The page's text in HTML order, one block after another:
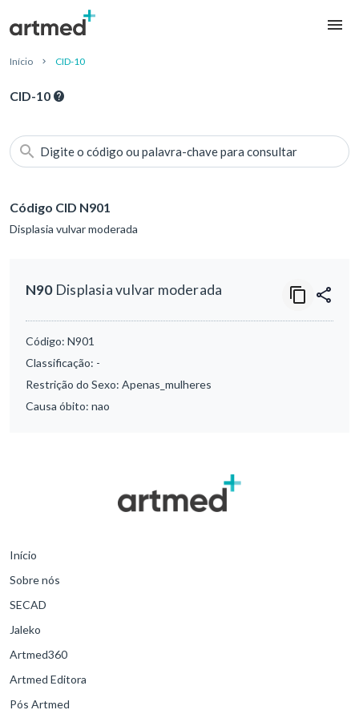
Início CID-10
CID-10
Digite o código ou palavra-chave para consultar
Código CID N901
Displasia vulvar moderada
N90Displasia vulvar moderada
Código: N901
Classificação: -
Restrição do Sexo: Apenas_mulheres
Causa óbito: nao
Início
Sobre nós
SECAD
Jaleko
Artmed360
Artmed Editora
Pós Artmed